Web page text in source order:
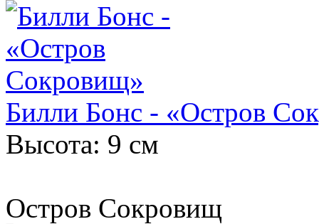
Билли Бонс - «Остров
Высота: 9 см
Остров Сокровищ